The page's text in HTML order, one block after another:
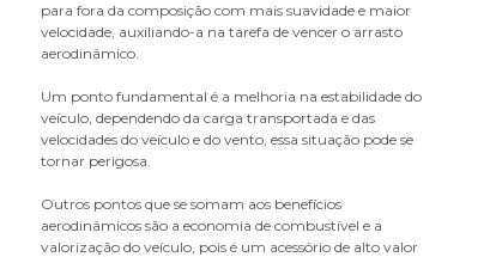
caixa de cozinha
caixa de ferramentas
caixa do estribo
caixa gerador
calço para carretas
calota
capa da maçaneta
para fora da composição com mais suavidade e maior
velocidade, auxiliando-a na tarefa de vencer o arrasto
aerodinâmico.
Um ponto fundamental é a melhoria na estabilidade do
veículo, dependendo da carga transportada e das
velocidades do veículo e do vento, essa situação pode se
tornar perigosa.
Outros pontos que se somam aos benefícios
aerodinâmicos são a economia de combustível e a
valorização do veículo, pois é um acessório de alto valor